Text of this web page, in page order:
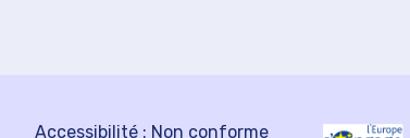
Accessibilité : Non conforme